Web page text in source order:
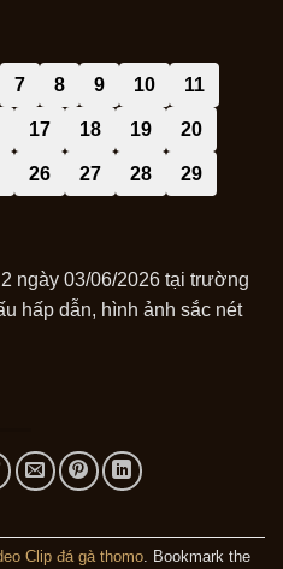
7 8 9 10 11
17 18 19 20
26 27 28 29
ngày 03/06/2026 tại trường
hấp dẫn, hình ảnh sắc nét
Clip đá gà thomo. Bookmark the